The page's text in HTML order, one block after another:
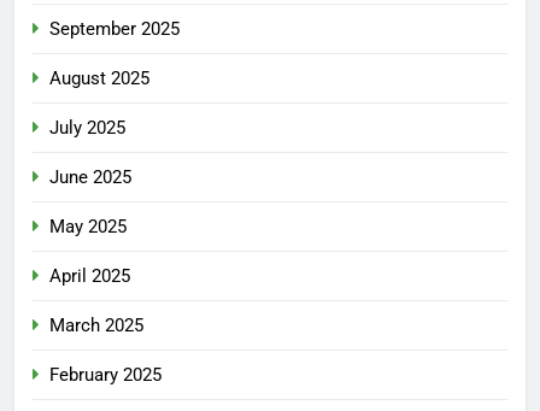
September 2025
August 2025
July 2025
June 2025
May 2025
April 2025
March 2025
February 2025